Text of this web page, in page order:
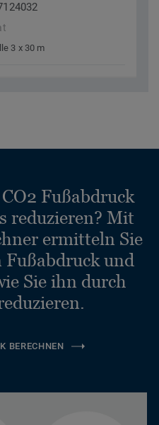
3 x 30 m
Fußabdruck
reduzieren? Mit
ermitteln Sie
Fußabdruck und
Sie ihn durch
BERECHNEN